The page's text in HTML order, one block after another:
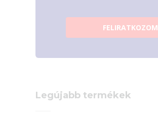
FELIRATKOZOM
Legújabb termékek